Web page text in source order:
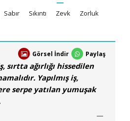
Sabır Sıkıntı Zevk Zorluk
Görsel İndir Paylaş
sırtta ağırlığı hissedilen
Yapılmış iş,
serpe yatılan yumuşak